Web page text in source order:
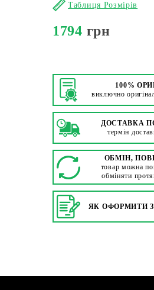
Таблиця Розмірів
1794 грн
100%
виключно
ДОСТАВКА
термін
ОБМІН,
товар можна
обміняти
ЯК ОФОРМИТИ